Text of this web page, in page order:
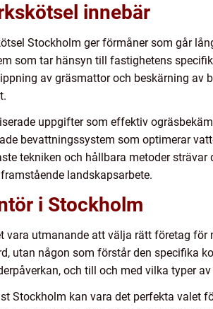
innebär
Stockholm ger förmåner som går
som tar hänsyn till fastighetens
av gräsmattor och beskärning av
uppgifter som effektiv
bevattningssystem som optimerar
tekniken och hållbara metoder
landskapsarbete.
i Stockholm
vara utmanande att välja rätt företag
utan någon som förstår den specifika
och till och med vilka typer
Stockholm kan vara det perfekta valet